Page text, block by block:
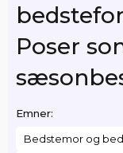
Poser
Emner:
Bedstemor og